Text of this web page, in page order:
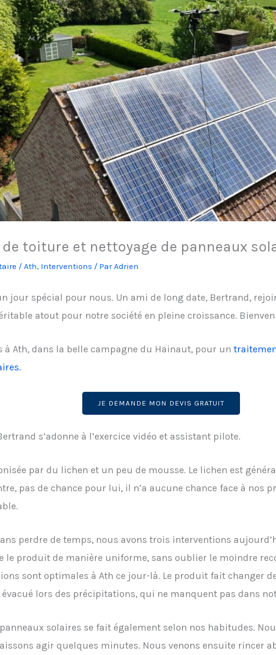
toiture et nettoyage de panneaux
/Ath, Interventions / ParAdrien
jour spécial pour nous. Un ami de long date, Bertrand,
atout pour notre société en pleine croissance.
à Ath, dans la belle campagne du Hainaut, pour un
JE DEMANDE MON DEVIS GRATUIT
s’adonne à l’exercice vidéo et assistant pilote.
par du lichen et un peu de mousse. Le lichen est
pas de chance pour lui, il n’a aucune chance face à nos
perdre de temps, nous avons trois interventions
le produit de manière uniforme, sans oublier le moindre
sont optimales à Ath ce jour-là. Le produit fait changer
évacué lors des précipitations, qui ne manquent pas dans
panneaux solaires se fait également selon nos habitudes.
agir quelques minutes. Nous venons ensuite rincer